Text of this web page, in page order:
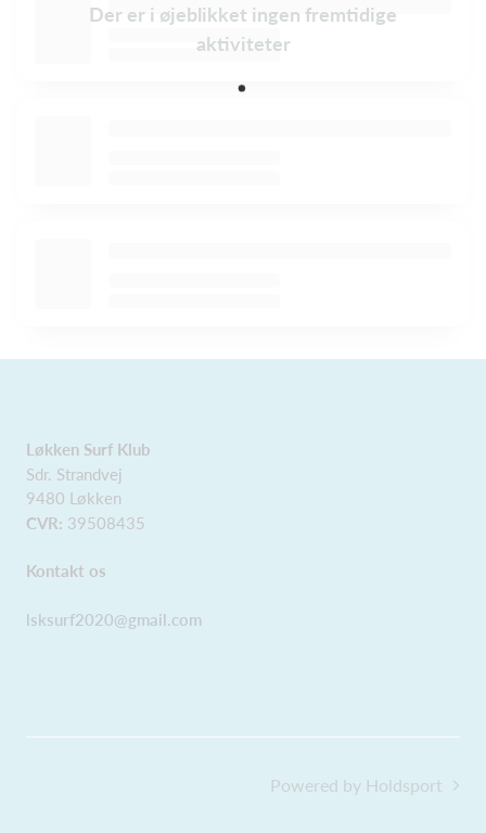
Der er i øjeblikket ingen fremtidige
aktiviteter
Løkken Surf Klub
Sdr. Strandvej
9480 Løkken
CVR: 39508435
Kontakt os
lsksurf2020@gmail.com
Powered by Holdsport